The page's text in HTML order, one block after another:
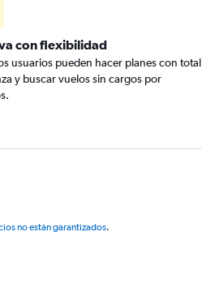
con flexibilidad
usuarios pueden hacer planes con total
y buscar vuelos sin cargos por
no están garantizados.